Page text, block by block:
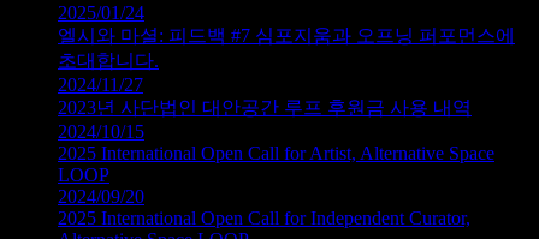
2025/01/24
엘시와 마셜: 피드백 #7 심포지움과 오프닝 퍼포먼스에
초대합니다.
2024/11/27
2023년 사단법인 대안공간 루프 후원금 사용 내역
2024/10/15
2025 International Open Call for Artist, Alternative Space
LOOP
2024/09/20
2025 International Open Call for Independent Curator,